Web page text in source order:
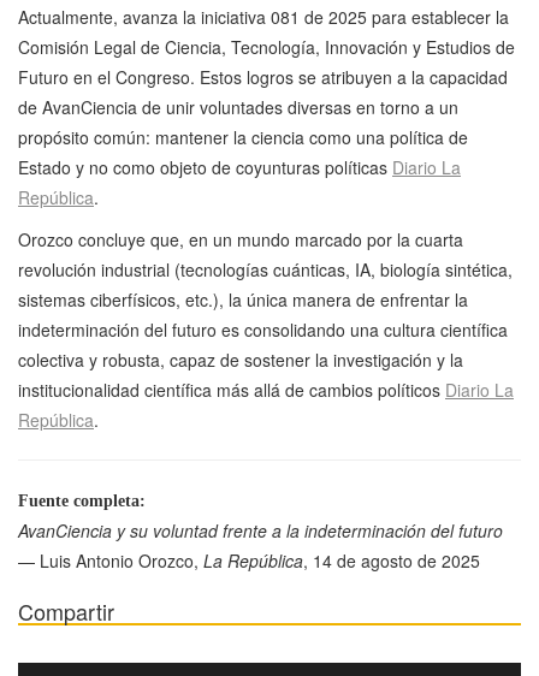
Actualmente, avanza la iniciativa 081 de 2025 para establecer la
Comisión Legal de Ciencia, Tecnología, Innovación y Estudios de
Futuro en el Congreso. Estos logros se atribuyen a la capacidad
de AvanCiencia de unir voluntades diversas en torno a un
propósito común: mantener la ciencia como una política de
Estado y no como objeto de coyunturas políticas Diario La
República.
Orozco concluye que, en un mundo marcado por la cuarta
revolución industrial (tecnologías cuánticas, IA, biología sintética,
sistemas ciberfísicos, etc.), la única manera de enfrentar la
indeterminación del futuro es consolidando una cultura científica
colectiva y robusta, capaz de sostener la investigación y la
institucionalidad científica más allá de cambios políticos Diario La
República.
Fuente completa:
AvanCiencia y su voluntad frente a la indeterminación del futuro
— Luis Antonio Orozco, La República, 14 de agosto de 2025
Compartir